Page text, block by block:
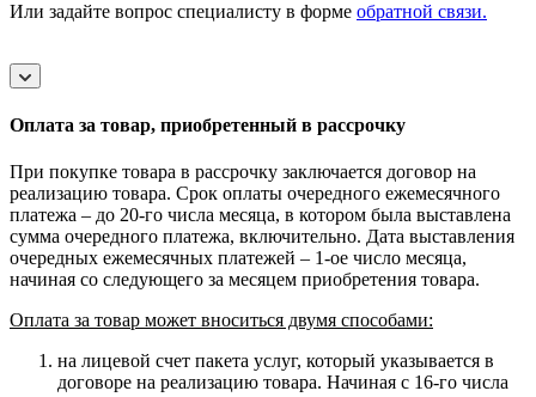
Или задайте вопрос специалисту в форме обратной связи.
Оплата за товар, приобретенный в рассрочку
При покупке товара в рассрочку заключается договор на
реализацию товара. Срок оплаты очередного ежемесячного
платежа – до 20-го числа месяца, в котором была выставлена
сумма очередного платежа, включительно. Дата выставления
очередных ежемесячных платежей – 1-ое число месяца,
начиная со следующего за месяцем приобретения товара.
Оплата за товар может вноситься двумя способами:
на лицевой счет пакета услуг, который указывается в
договоре на реализацию товара. Начиная с 16-го числа